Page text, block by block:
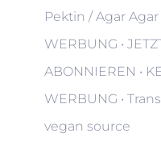
Pektin / Agar
WERBUNG •
ABONNIEREN •
WERBUNG •
vegan source